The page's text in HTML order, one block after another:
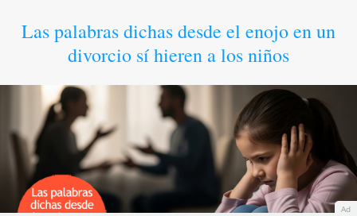
Las palabras dichas desde el enojo en un
divorcio sí hieren a los niños
Ad